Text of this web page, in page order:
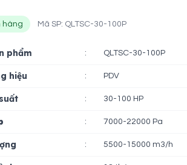
hàng Mã SP: QLTSC-30-100P
phẩm : QLTSC-30-100P
hiệu : PDV
: 30-100 HP
: 7000-22000 Pa
: 5500-15000 m3/h